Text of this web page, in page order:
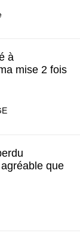
à
mise 2 fois
que